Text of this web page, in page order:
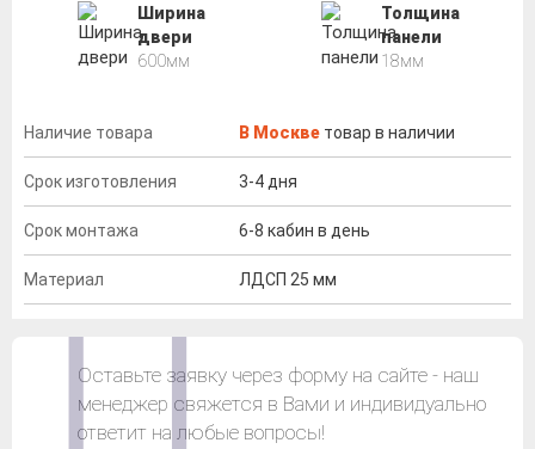
Ширина
двери
600мм
Толщина
панели
18мм
Наличие товара В Москве товар в наличии
Срок изготовления 3-4 дня
Срок монтажа 6-8 кабин в день
Материал ЛДСП 25 мм
Оставьте заявку через форму на сайте - наш
менеджер свяжется в Вами и индивидуально
ответит на любые вопросы!